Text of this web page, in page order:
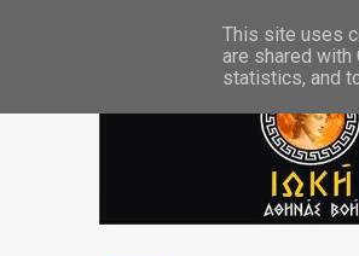
This site uses
are shared
statistics, and